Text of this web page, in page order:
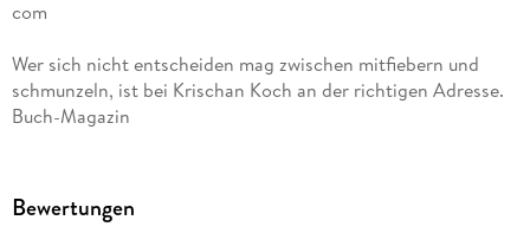
com
Wer sich nicht entscheiden mag zwischen mitfiebern und
schmunzeln, ist bei Krischan Koch an der richtigen Adresse.
Buch-Magazin
Bewertungen